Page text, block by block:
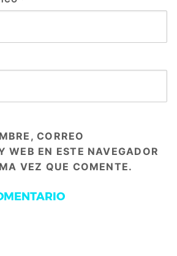
CORREO
WEB EN ESTE NAVEGADOR
VEZ QUE COMENTE.